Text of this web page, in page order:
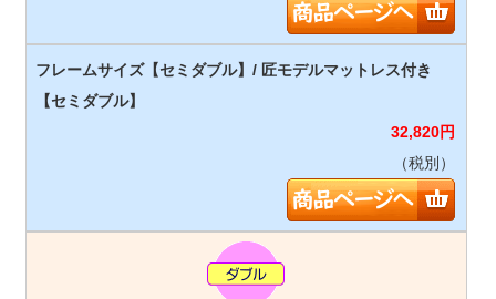
32,820円
（税別）